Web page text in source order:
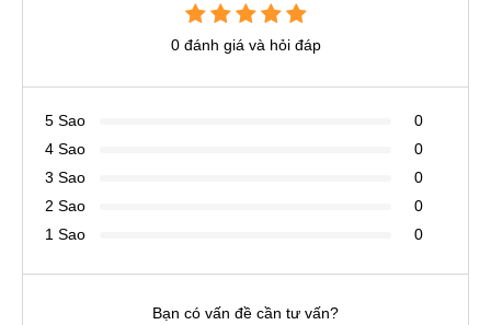
0 đánh giá và hỏi đáp
5 Sao
0
4 Sao
0
3 Sao
0
2 Sao
0
1 Sao
0
Bạn có vấn đề cần tư vấn?